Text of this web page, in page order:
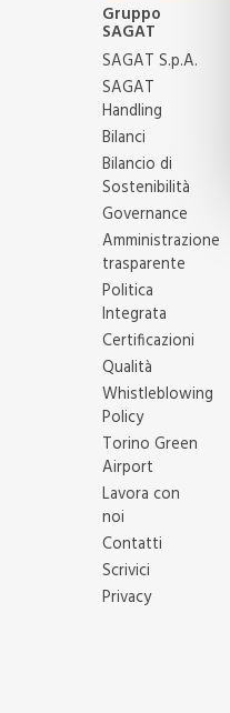
Gruppo
SAGAT
SAGAT S.p.A.
SAGAT
Handling
Bilanci
Bilancio di
Sostenibilità
Governance
Amministrazione
trasparente
Politica
Integrata
Certificazioni
Qualità
Whistleblowing
Policy
Torino Green
Airport
Lavora con
noi
Contatti
Scrivici
Privacy